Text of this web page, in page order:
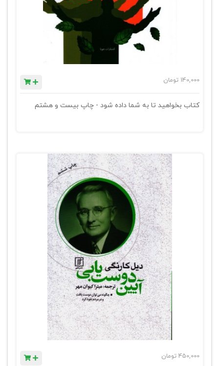
140,000 تومان
کتاب بخواهید تا به شما داده شود - چاپ بیست و هشتم
450,000 تومان